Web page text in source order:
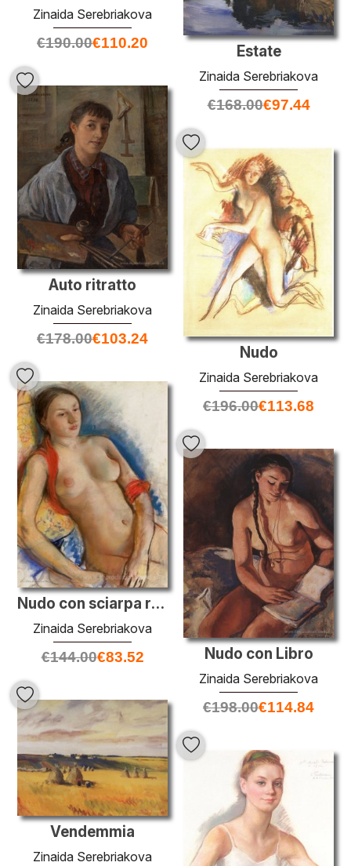
Zinaida Serebriakova
€190.00€110.20 Estate
Zinaida Serebriakova
€168.00€97.44
Auto ritratto
Zinaida Serebriakova
€178.00€103.24
Nudo
Zinaida Serebriakova
€196.00€113.68
Nudo con sciarpa rossa
Zinaida Serebriakova
€144.00€83.52 Nudo con Libro
Zinaida Serebriakova
€198.00€114.84
Vendemmia
Zinaida Serebriakova